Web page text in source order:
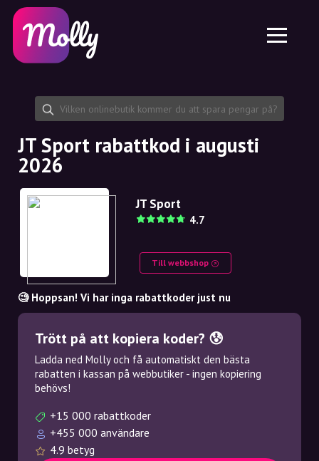
Hudvård
Hårvård
Dela rabattkod
Funktioner
Jobb
Om oss
Samarbete
Plattform
Molly till iPhone och iPad
Molly till Android
SE
EN
SE
NO
DE
JT Sport rabattkod i augusti
2026
JT Sport
4.7
Till webbshop
🧐 Hoppsan! Vi har inga rabattkoder just nu
Trött på att kopiera koder? 😰
Ladda ned Molly och få automatiskt den bästa
rabatten i kassan på webbutiker - ingen kopiering
behövs!
+15 000 rabattkoder
+455 000 användare
4.9 betyg